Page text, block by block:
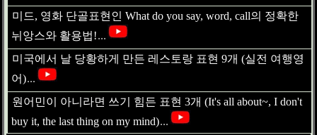
미드, 영화 단골표현인 What do you say, word, call의 정확한
뉘앙스와 활용법!...
미국에서 날 당황하게 만든 레스토랑 표현 9개 (실전 여행영
어)...
원어민이 아니라면 쓰기 힘든 표현 3개 (It's all about~, I don't
buy it, the last thing on my mind)...